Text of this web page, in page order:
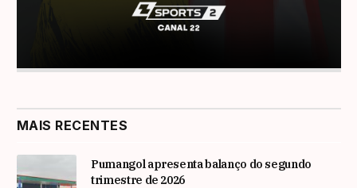
MAIS RECENTES
Pumangol apresenta balanço do segundo
trimestre de 2026